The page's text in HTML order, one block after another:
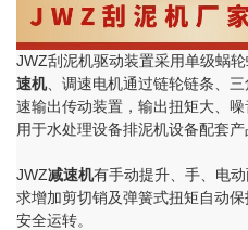
JWZ刮泥机驱动装置采用单级蜗
速机、调速电机通过链轮链条、
速输出传动装置，输出扭矩大、
用于水处理设备排泥机设备配套产
JWZ减速机有手动提升、手、电
求增加剪切销及弹簧式扭矩自动
安全运转。